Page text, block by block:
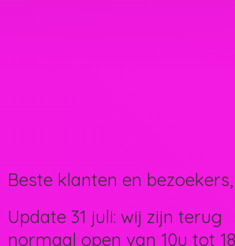
Beste klanten en bezoekers,
Update 31 juli: wij zijn terug
normaal open van 10u tot